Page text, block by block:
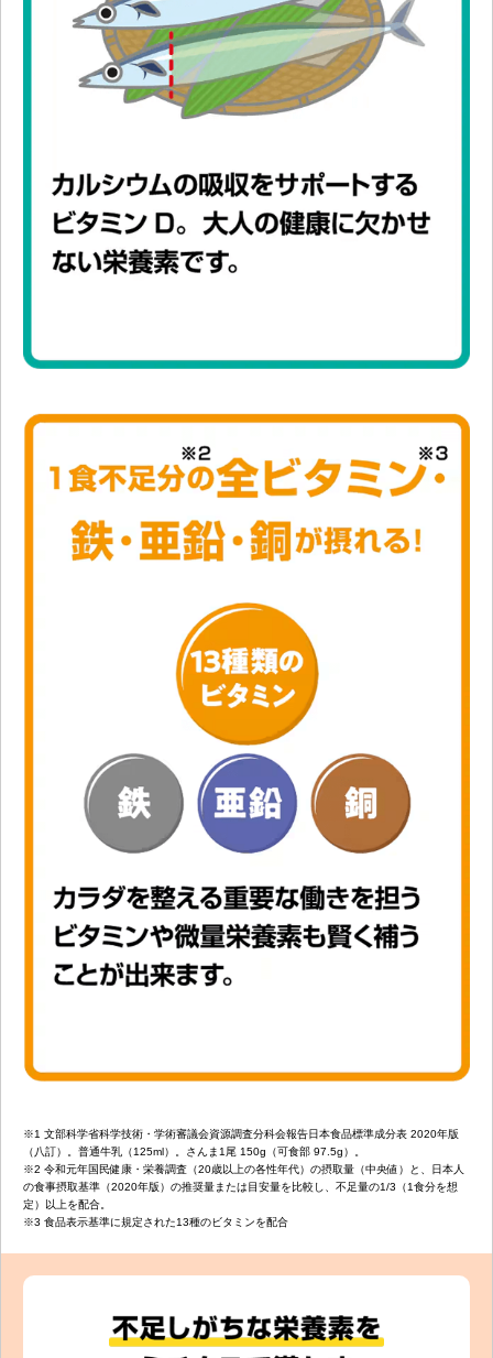
※1 文部科学省科学技術・学術審議会資源調査分科会報告日本食品標準成分表 2020年版
（八訂）。普通牛乳（125ml）。さんま1尾 150g（可食部 97.5g）。
※2 令和元年国民健康・栄養調査（20歳以上の各性年代）の摂取量（中央値）と、日本人
の食事摂取基準（2020年版）の推奨量または目安量を比較し、不足量の1/3（1食分を想
定）以上を配合。
※3 食品表示基準に規定された13種のビタミンを配合